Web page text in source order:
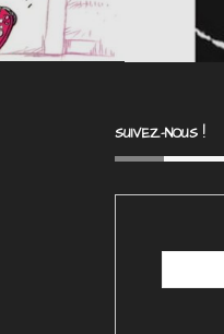
SUIVEZ-NOUS !